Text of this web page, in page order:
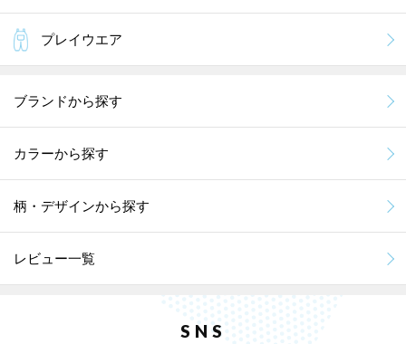
プレイウエア
ブランドから探す
カラーから探す
柄・デザインから探す
レビュー一覧
SNS